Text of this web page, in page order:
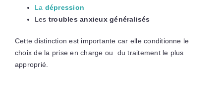
La dépression
Les troubles anxieux généralisés
Cette distinction est importante car elle conditionne le
choix de la prise en charge ou du traitement le plus
approprié.